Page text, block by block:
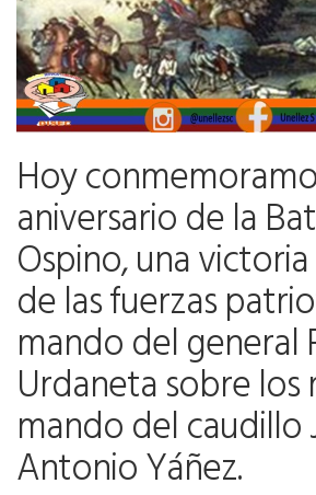
Hoy
aniversario de la
Ospino, una
de las fuerzas
mando del general
Urdaneta sobre los
mando del caudillo
Antonio Yáñez.